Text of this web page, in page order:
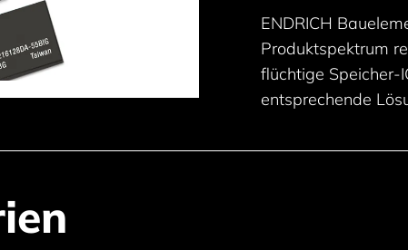
ENDRICH
Produktspektrum
flüchtige Speicher-
entsprechende